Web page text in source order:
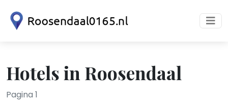
Hotels in Roosendaal
Pagina 1